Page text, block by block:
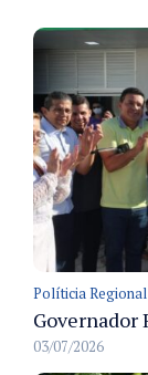
Políticia Regional
03/07/2026